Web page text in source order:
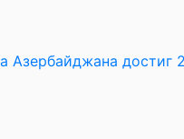
Азербайджана достиг